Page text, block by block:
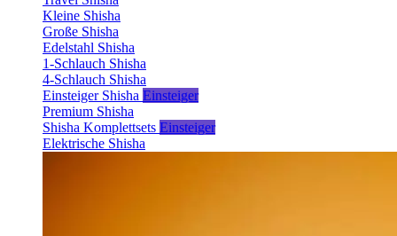
Kleine Shisha
Große Shisha
Edelstahl Shisha
1-Schlauch Shisha
4-Schlauch Shisha
Einsteiger Shisha Einsteiger
Premium Shisha
Shisha Komplettsets Einsteiger
Elektrische Shisha